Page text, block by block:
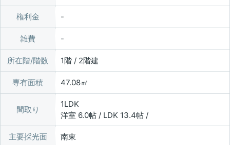
権利金
雑費
所在階/階数 1階 / 2階建
専有面積 47.08㎡
間取り
1LDK
洋室 6.0帖 / LDK 13.4帖 /
主要採光面 南東